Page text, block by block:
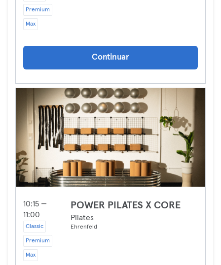
Premium
Max
Continuar
10:15 —
11:00
Classic
Premium
Max
POWER PILATES X CORE
Pilates
Ehrenfeld